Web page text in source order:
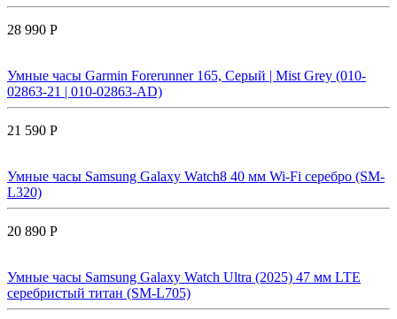
28 990 Р
Умные часы Garmin Forerunner 165, Серый | Mist Grey (010-
02863-21 | 010-02863-AD)
21 590 Р
Умные часы Samsung Galaxy Watch8 40 мм Wi-Fi серебро (SM-
L320)
20 890 Р
Умные часы Samsung Galaxy Watch Ultra (2025) 47 мм LTE
серебристый титан (SM-L705)